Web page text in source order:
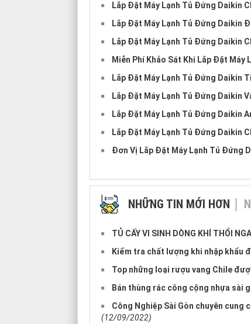
Lắp Đặt Máy Lạnh Tủ Đứng Daikin
Lắp Đặt Máy Lạnh Tủ Đứng Daikin
Lắp Đặt Máy Lạnh Tủ Đứng Daikin
Miễn Phí Khảo Sát Khi Lắp Đặt Máy
Lắp Đặt Máy Lạnh Tủ Đứng Daikin
Lắp Đặt Máy Lạnh Tủ Đứng Daikin
Lắp Đặt Máy Lạnh Tủ Đứng Daikin
Lắp Đặt Máy Lạnh Tủ Đứng Daikin
Đơn Vị Lắp Đặt Máy Lạnh Tủ Đứng
NHỮNG TIN MỚI HƠN
TỦ CẤY VI SINH DÒNG KHÍ THỔI
Kiểm tra chất lượng khi nhập khẩu
Top những loại rượu vang Chile
Bán thùng rác công cộng nhựa sài
Công Nghiệp Sài Gòn chuyên
(12/09/2022)